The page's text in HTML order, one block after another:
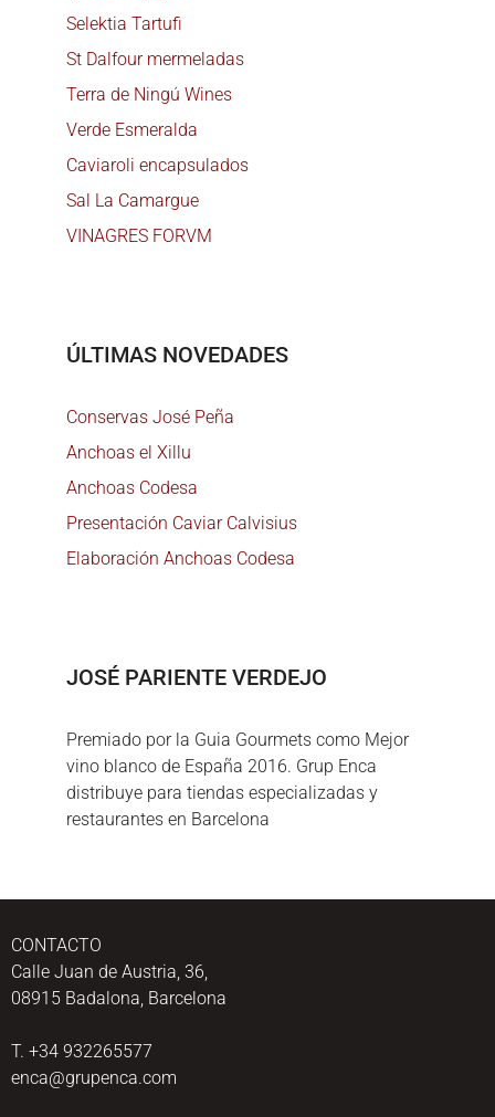
Selektia Tartufi
St Dalfour mermeladas
Terra de Ningú Wines
Verde Esmeralda
Caviaroli encapsulados
Sal La Camargue
VINAGRES FORVM
ÚLTIMAS NOVEDADES
Conservas José Peña
Anchoas el Xillu
Anchoas Codesa
Presentación Caviar Calvisius
Elaboración Anchoas Codesa
JOSÉ PARIENTE VERDEJO
Premiado por la Guia Gourmets como Mejor
vino blanco de España 2016. Grup Enca
distribuye para tiendas especializadas y
restaurantes en Barcelona
CONTACTO
Calle Juan de Austria, 36,
08915 Badalona, Barcelona
T. +34 932265577
enca@grupenca.com